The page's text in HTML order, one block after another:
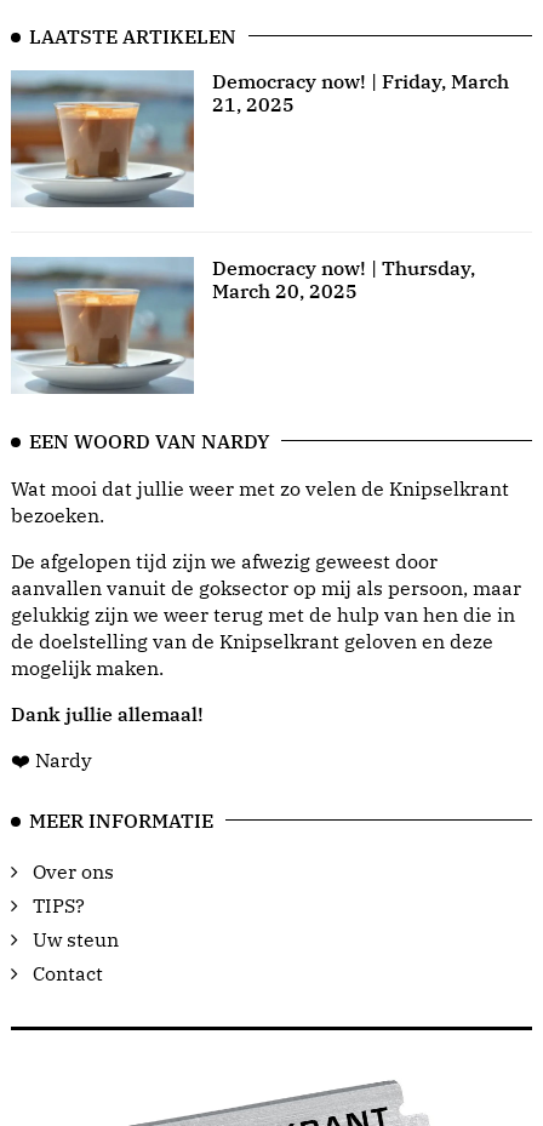
LAATSTE ARTIKELEN
Democracy now! | Friday, March
21, 2025
Democracy now! | Thursday,
March 20, 2025
EEN WOORD VAN NARDY
Wat mooi dat jullie weer met zo velen de Knipselkrant
bezoeken.
De afgelopen tijd zijn we afwezig geweest door
aanvallen vanuit de goksector op mij als persoon, maar
gelukkig zijn we weer terug met de hulp van hen die in
de doelstelling van de Knipselkrant geloven en deze
mogelijk maken.
Dank jullie allemaal!
❤️ Nardy
MEER INFORMATIE
Over ons
TIPS?
Uw steun
Contact